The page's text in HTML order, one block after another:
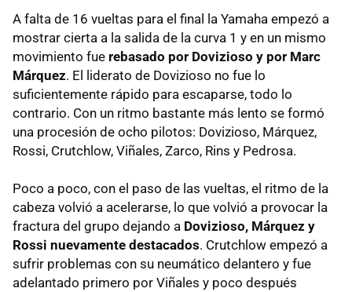
A falta de 16 vueltas para el final la Yamaha empezó a
mostrar cierta a la salida de la curva 1 y en un mismo
movimiento fue rebasado por Dovizioso y por Marc
Márquez. El liderato de Dovizioso no fue lo
suficientemente rápido para escaparse, todo lo
contrario. Con un ritmo bastante más lento se formó
una procesión de ocho pilotos: Dovizioso, Márquez,
Rossi, Crutchlow, Viñales, Zarco, Rins y Pedrosa.
Poco a poco, con el paso de las vueltas, el ritmo de la
cabeza volvió a acelerarse, lo que volvió a provocar la
fractura del grupo dejando a Dovizioso, Márquez y
Rossi nuevamente destacados. Crutchlow empezó a
sufrir problemas con su neumático delantero y fue
adelantado primero por Viñales y poco después